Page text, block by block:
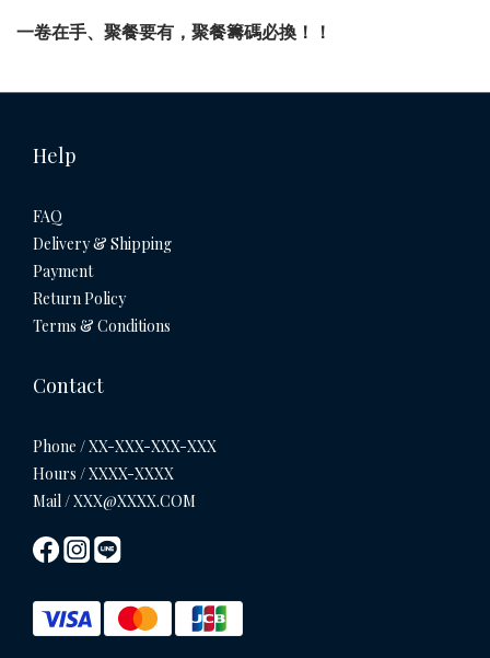
一卷在手、聚餐要有，聚餐籌碼必換！！
Help
FAQ
Delivery & Shipping
Payment
Return Policy
Terms & Conditions
Contact
Phone / XX-XXX-XXX-XXX
Hours / XXXX-XXXX
Mail / XXX@XXXX.COM